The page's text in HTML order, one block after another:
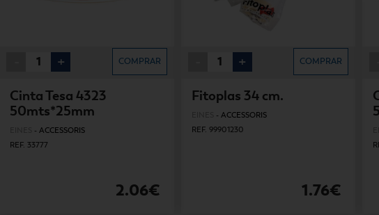
+ COMPRAR
Cinta Tesa 4323
50mts*25mm
- ACCESSORIS
REF. 33777
2.06€
+ COMPRAR
Fitoplas 34 cm.
- ACCESSORIS
REF. 99901230
1.76€